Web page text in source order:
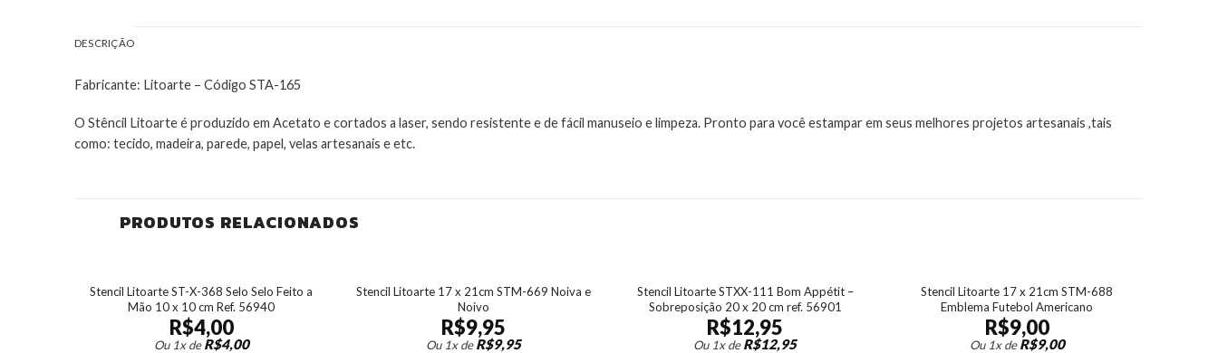
DESCRIÇÃO
Fabricante: Litoarte – Código STA-165
O Stêncil Litoarte é produzido em Acetato e cortados a laser, sendo resistente e de fácil manuseio e limpeza. Pronto para você estampar em seus melhores projetos artesanais ,tais
como: tecido, madeira, parede, papel, velas artesanais e etc.
PRODUTOS RELACIONADOS
Stencil Litoarte ST-X-368 Selo Selo Feito a
Mão 10 x 10 cm Ref. 56940
R$4,00
Ou 1x deR$4,00
Stencil Litoarte 17 x 21cm STM-669 Noiva e
Noivo
R$9,95
Ou 1x deR$9,95
Stencil Litoarte STXX-111 Bom Appétit –
Sobreposição 20 x 20 cm ref. 56901
R$12,95
Ou 1x deR$12,95
Stencil Litoarte 17 x 21cm STM-688
Emblema Futebol Americano
R$9,00
Ou 1x deR$9,00